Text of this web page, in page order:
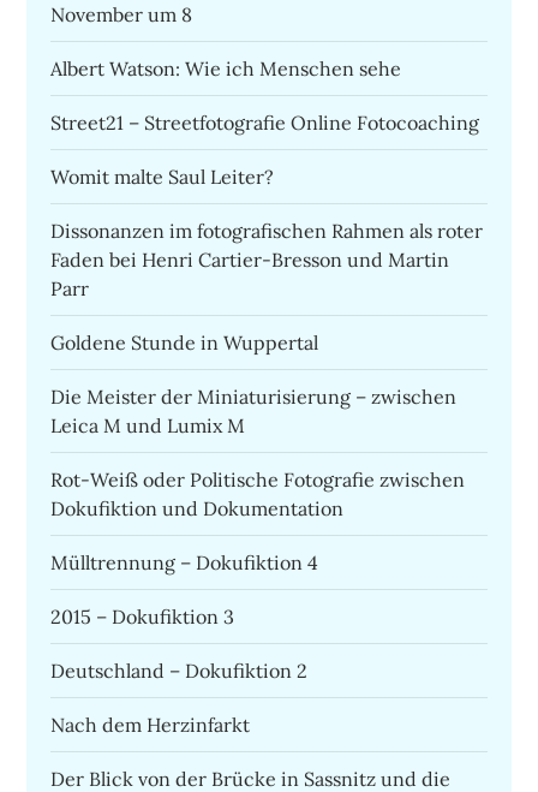
November um 8
Albert Watson: Wie ich Menschen sehe
Street21 – Streetfotografie Online Fotocoaching
Womit malte Saul Leiter?
Dissonanzen im fotografischen Rahmen als roter
Faden bei Henri Cartier-Bresson und Martin
Parr
Goldene Stunde in Wuppertal
Die Meister der Miniaturisierung – zwischen
Leica M und Lumix M
Rot-Weiß oder Politische Fotografie zwischen
Dokufiktion und Dokumentation
Mülltrennung – Dokufiktion 4
2015 – Dokufiktion 3
Deutschland – Dokufiktion 2
Nach dem Herzinfarkt
Der Blick von der Brücke in Sassnitz und die